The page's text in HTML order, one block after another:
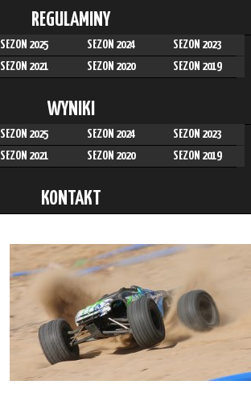
REGULAMINY
SEZON 2025 SEZON 2024
SEZON 2023
SEZON 2021 SEZON 2020
SEZON 2019
WYNIKI
SEZON 2025 SEZON 2024
SEZON 2023
SEZON 2021 SEZON 2020
SEZON 2019
KONTAKT